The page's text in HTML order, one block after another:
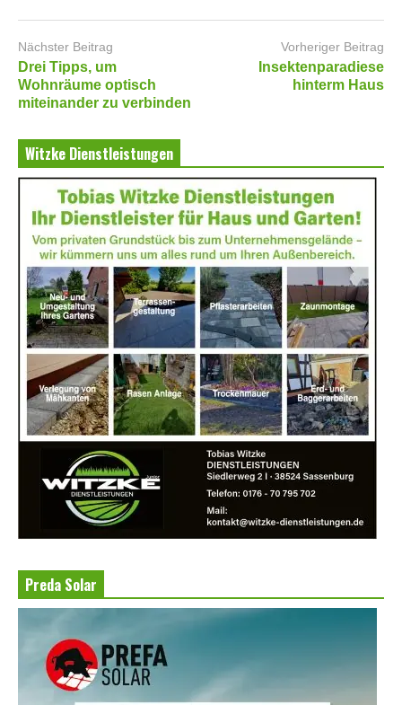
Nächster Beitrag
Drei Tipps, um
Wohnräume optisch
miteinander zu verbinden
Vorheriger Beitrag
Insektenparadiese
hinterm Haus
Witzke Dienstleistungen
Preda Solar